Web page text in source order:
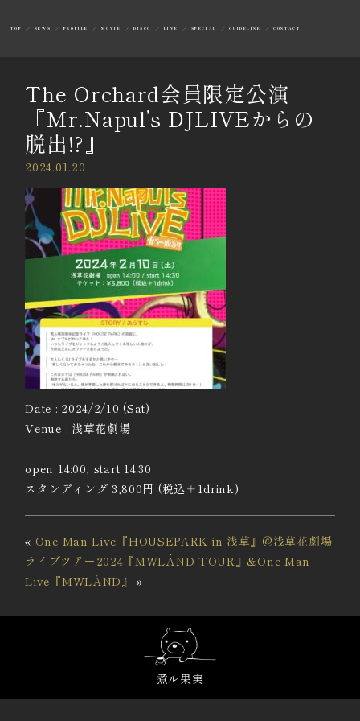
TOP NEWS PROFILE MOVIE DISCO LIVE SPECIAL GUIDELINE CONTACT
The Orchard会員限定公演
『Mr.Napul’s DJLIVEからの
脱出!?』
2024.01.20
Date : 2024/2/10 (Sat)
Venue : 浅草花劇場
open 14:00, start 14:30
スタンディング 3,800円 (税込＋1drink)
« One Man Live『HOUSEPARK in 浅草』@浅草花劇場
ライブツアー2024『MWLÁND TOUR』&One Man
Live『MWLÁND』 »
煮ル果実